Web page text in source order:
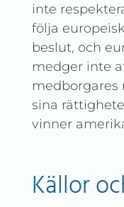
inte
följa
beslut, och
medger inte
sina
vinner
Källor